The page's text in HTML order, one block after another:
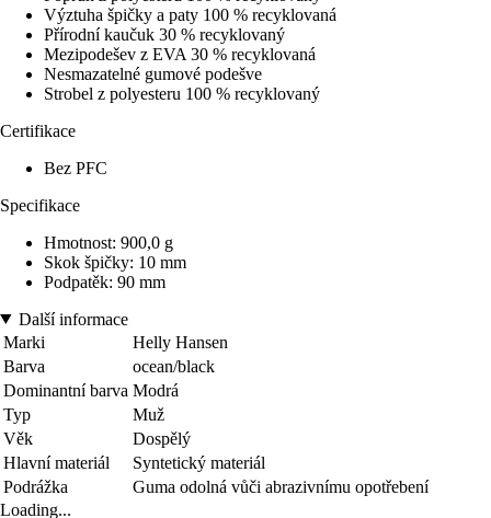
Výztuha špičky a paty 100 % recyklovaná
Přírodní kaučuk 30 % recyklovaný
Mezipodešev z EVA 30 % recyklovaná
Nesmazatelné gumové podešve
Strobel z polyesteru 100 % recyklovaný
Certifikace
Bez PFC
Specifikace
Hmotnost: 900,0 g
Skok špičky: 10 mm
Podpatěk: 90 mm
Další informace
Marki
Helly Hansen
Barva
ocean/black
Dominantní barva Modrá
Typ
Muž
Věk
Dospělý
Hlavní materiál
Syntetický materiál
Podrážka
Guma odolná vůči abrazivnímu opotřebení
Loading...